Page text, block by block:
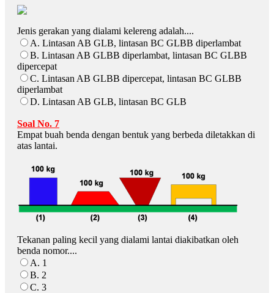
Jenis gerakan yang dialami kelereng adalah....
A. Lintasan AB GLB, lintasan BC GLBB diperlambat
B. Lintasan AB GLBB diperlambat, lintasan BC GLBB
dipercepat
C. Lintasan AB GLBB dipercepat, lintasan BC GLBB
diperlambat
D. Lintasan AB GLB, lintasan BC GLB
Soal No. 7
Empat buah benda dengan bentuk yang berbeda diletakkan di
atas lantai.
Tekanan paling kecil yang dialami lantai diakibatkan oleh
benda nomor....
A. 1
B. 2
C. 3